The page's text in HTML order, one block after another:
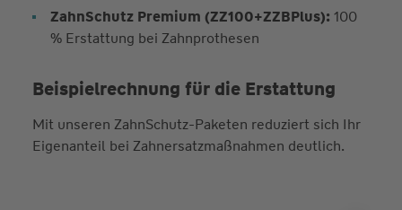
ZahnSchutz Premium (ZZ100+ZZBPlus): 100
% Erstattung bei Zahnprothesen
Beispielrechnung für die Erstattung
Mit unseren ZahnSchutz-Paketen reduziert sich Ihr
Eigenanteil bei Zahnersatzmaßnahmen deutlich.